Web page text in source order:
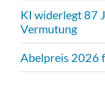
KI widerlegt 87
Vermutung
Abelpreis 2026